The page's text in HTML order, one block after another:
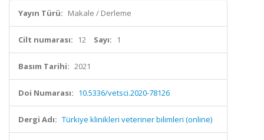
Yayın Türü: Makale / Derleme
Cilt numarası: 12 Sayı: 1
Basım Tarihi: 2021
Doi Numarası: 10.5336/vetsci.2020-78126
Dergi Adı: Türkiye klinikleri veteriner bilimleri (online)